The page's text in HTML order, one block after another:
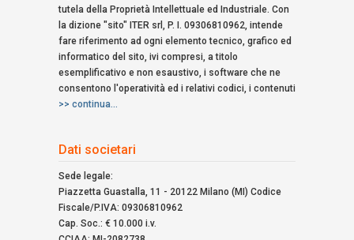
tutela della Proprietà Intellettuale ed Industriale. Con
la dizione "sito" ITER srl, P. I. 09306810962, intende
fare riferimento ad ogni elemento tecnico, grafico ed
informatico del sito, ivi compresi, a titolo
esemplificativo e non esaustivo, i software che ne
consentono l'operatività ed i relativi codici, i contenuti
>> continua...
Dati societari
Sede legale:
Piazzetta Guastalla, 11 - 20122 Milano (MI) Codice
Fiscale/P.IVA: 09306810962
Cap. Soc.: € 10.000 i.v.